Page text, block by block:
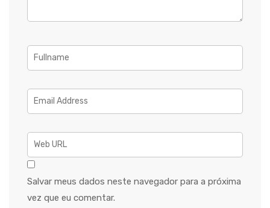
Salvar meus dados neste navegador para a próxima
vez que eu comentar.